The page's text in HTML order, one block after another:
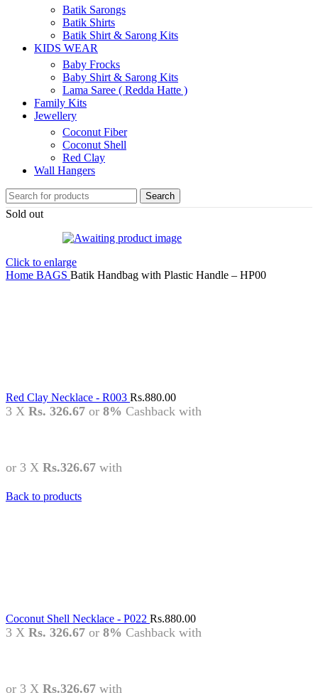
Batik Sarongs
Batik Shirts
Batik Shirt & Sarong Kits
KIDS WEAR
Baby Frocks
Baby Shirt & Sarong Kits
Lama Saree ( Redda Hatte )
Family Kits
Jewellery
Coconut Fiber
Coconut Shell
Red Clay
Wall Hangers
Search
Sold out
Click to enlarge
Home BAGS Batik Handbag with Plastic Handle – HP00
Red Clay Necklace - R003 Rs.880.00
3 X Rs. 326.67 or 8% Cashback with
or 3 X Rs.326.67 with
Back to products
Coconut Shell Necklace - P022 Rs.880.00
3 X Rs. 326.67 or 8% Cashback with
or 3 X Rs.326.67 with